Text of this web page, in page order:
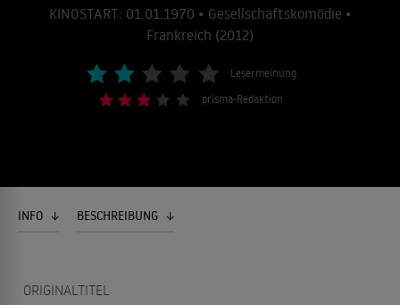
KINOSTART: 01.01.1970 • Gesellschaftskomödie •
Frankreich (2012)
Lesermeinung
prisma-Redaktion
INFO BESCHREIBUNG
ORIGINALTITEL